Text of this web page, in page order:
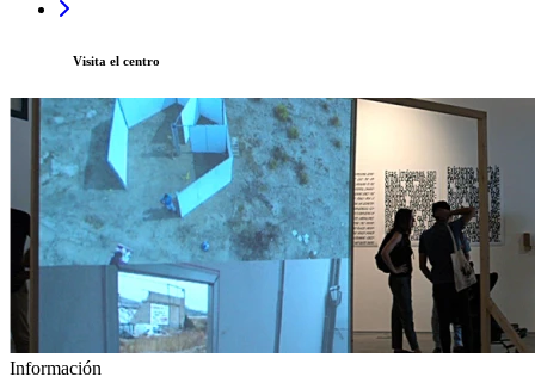
Visita el centro
Información